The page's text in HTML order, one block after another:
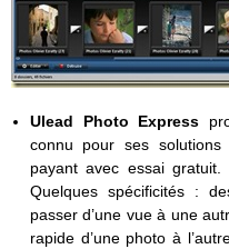
Ulead Photo Express
connu pour ses
payant avec essai
Quelques spécificités :
passer d’une vue à une
rapide d’une photo à